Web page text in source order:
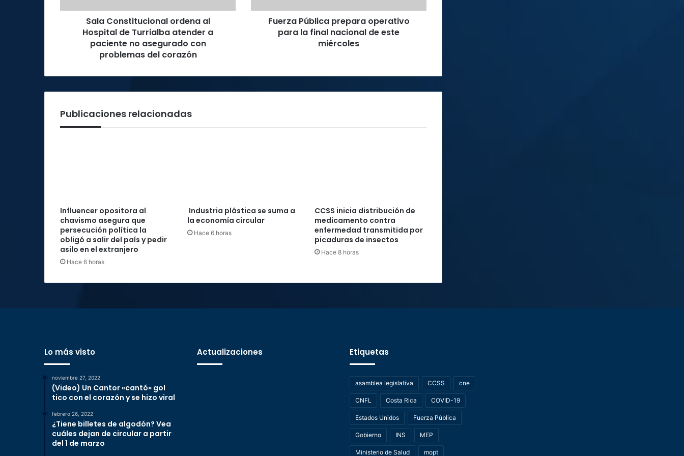
a
paciente
asegurado
Sala Constitucional ordena al
Hospital de Turrialba atender a
paciente no asegurado con
problemas del corazón
de
miércoles
Fuerza Pública prepara operativo
para la final nacional de este
miércoles
Publicaciones relacionadas
Influencer opositora al
chavismo asegura que
persecución política la
obligó a salir del país y pedir
asilo en el extranjero
Hace 6 horas
Industria plástica se suma a
la economía circular
Hace 6 horas
CCSS inicia distribución de
medicamento contra
enfermedad transmitida por
picaduras de insectos
Hace 8 horas
Lo más visto
noviembre 27, 2022
(Video) Un Cantor «cantó» gol
tico con el corazón y se hizo viral
febrero 26, 2022
¿Tiene billetes de algodón? Vea
cuáles dejan de circular a partir
del 1 de marzo
Actualizaciones Etiquetas
asamblea legislativa CCSS cne
CNFL Costa Rica COVID-19
Estados Unidos Fuerza Pública
Gobierno INS MEP
Ministerio de Salud mopt